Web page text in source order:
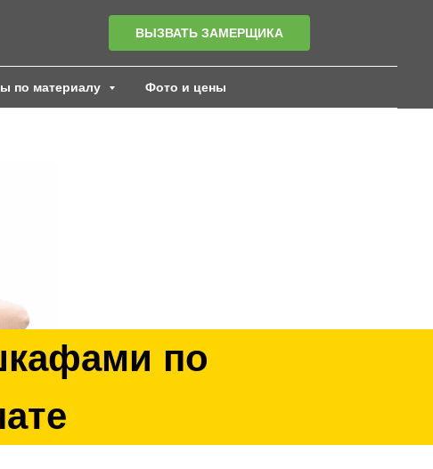
ВЫЗВАТЬ ЗАМЕРЩИКА
по материалу Фото и цены
по